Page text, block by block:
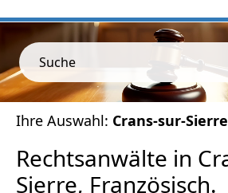
Suche
Ihre Auswahl: Crans-sur-Sierre
Rechtsanwälte in
Sierre, Französisch.